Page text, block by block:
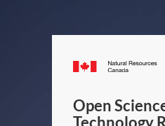
Open
Technology